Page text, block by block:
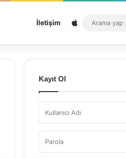
İletişim Sitemap
Kayıt Ol